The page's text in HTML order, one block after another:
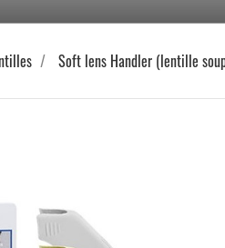
Soft lens Handler (lentille